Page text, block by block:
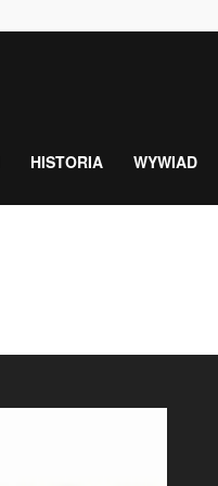
HISTORIA WYWIAD